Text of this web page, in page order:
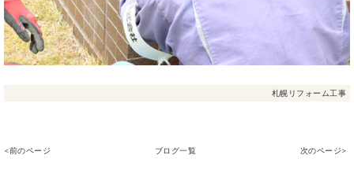
札幌リフォーム工事
<前のページ ブログ一覧 次のページ>